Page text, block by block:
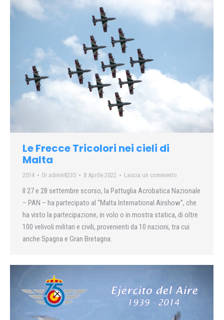
Le Frecce Tricolori nei cieli di
Malta
2014 Di admin8235 8 Aprile 2022 Lascia un commento
Il 27 e 28 settembre scorso, la Pattuglia Acrobatica Nazionale
– PAN – ha partecipato al “Malta International Airshow”, che
ha visto la partecipazione, in volo o in mostra statica, di oltre
100 velivoli militari e civili, provenienti da 10 nazioni, tra cui
anche Spagna e Gran Bretagna.